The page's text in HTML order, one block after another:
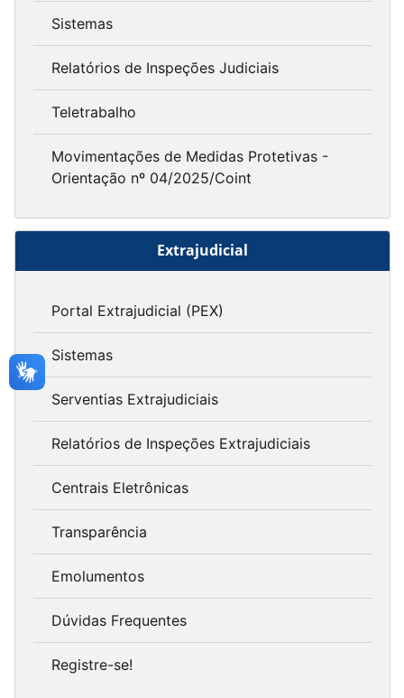
Sistemas
Relatórios de Inspeções Judiciais
Teletrabalho
Movimentações de Medidas Protetivas -
Orientação nº 04/2025/Coint
Extrajudicial
Portal Extrajudicial (PEX)
Sistemas
Serventias Extrajudiciais
Relatórios de Inspeções Extrajudiciais
Centrais Eletrônicas
Transparência
Emolumentos
Dúvidas Frequentes
Registre-se!